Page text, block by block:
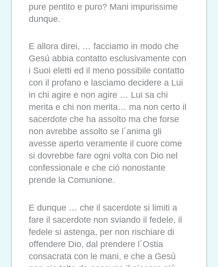
pure pentito e puro? Mani impurissime
dunque.
E allora direi, … facciamo in modo che
Gesú abbia contatto esclusivamente con
i Suoi eletti ed il meno possibile contatto
con il profano e lasciamo decidere a Lui
in chi agire e non agire … Lui sa chi
merita e chi non merita… ma non certo il
sacerdote che ha assolto ma che forse
non avrebbe assolto se l´anima gli
avesse aperto veramente il cuore come
si dovrebbe fare ogni volta con Dio nel
confessionale e che ció nonostante
prende la Comunione.
E dunque … che il sacerdote si limiti a
fare il sacerdote non sviando il fedele, il
fedele si astenga, per non rischiare di
offendere Dio, dal prendere l´Ostia
consacrata con le mani, e che a Gesú